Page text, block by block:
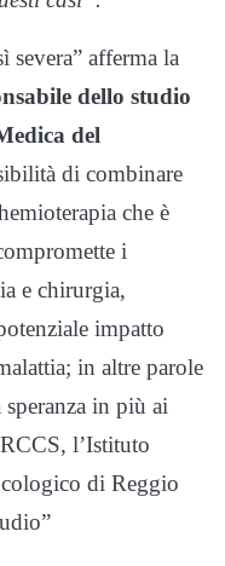
severa” afferma la
dello studio
del
di combinare
che è
i
e chirurgia,
impatto
in altre parole
in più ai
l’Istituto
di Reggio